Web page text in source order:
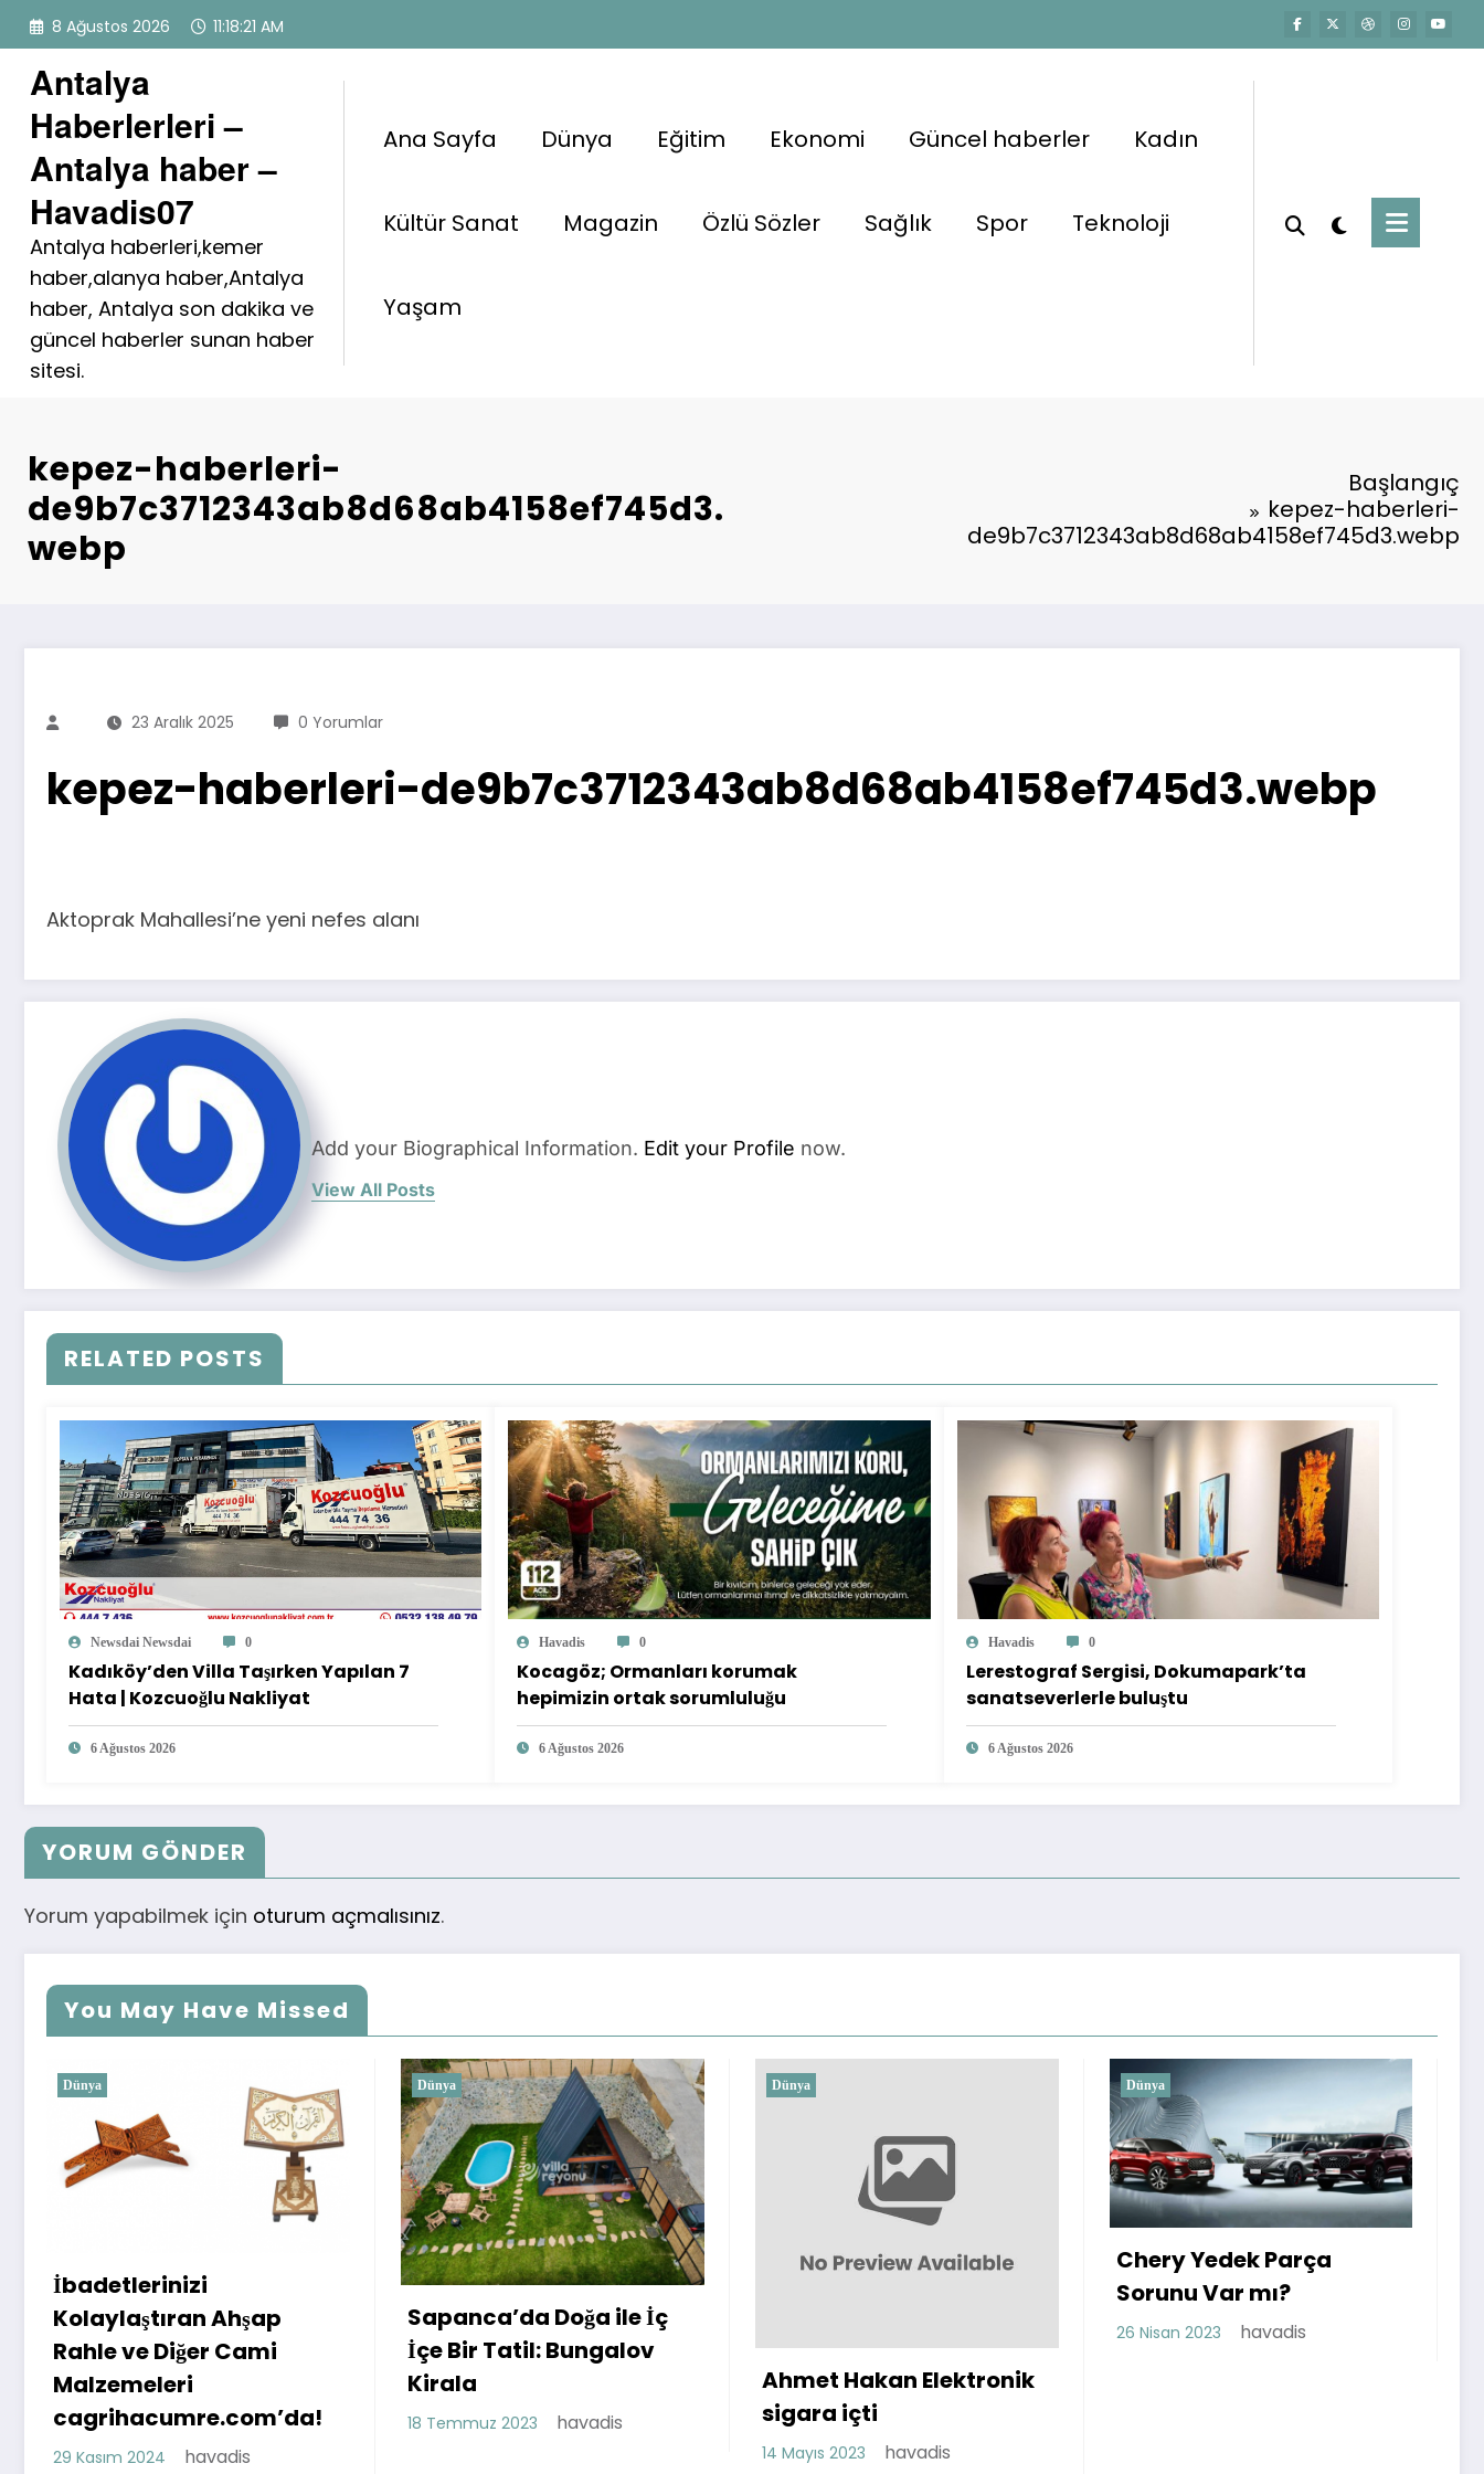
İçeriğe
atla
8 Ağustos 2026 11:18:22 AM
Antalya
Haberlerleri –
Antalya haber –
Havadis07
Antalya haberleri,kemer
haber,alanya haber,Antalya
haber, Antalya son dakika ve
güncel haberler sunan haber
sitesi.
Ana Sayfa Dünya Eğitim Ekonomi Güncel haberler Kadın
Kültür Sanat Magazin Özlü Sözler Sağlık Spor Teknoloji
Yaşam
kepez-haberleri-
de9b7c3712343ab8d68ab4158ef745d3.
webp
Başlangıç
kepez-haberleri-
de9b7c3712343ab8d68ab4158ef745d3.webp
23 Aralık 2025 0 Yorumlar
kepez-haberleri-de9b7c3712343ab8d68ab4158ef745d3.webp
Aktoprak Mahallesi’ne yeni nefes alanı
Add your Biographical Information. Edit your Profile now.
View All Posts
RELATED POSTS
Newsdai Newsdai 0
Kadıköy’den Villa Taşırken Yapılan 7
Hata | Kozcuoğlu Nakliyat
6 Ağustos 2026
Havadis 0
Kocagöz; Ormanları korumak
hepimizin ortak sorumluluğu
6 Ağustos 2026
Havadis 0
Lerestograf Sergisi, Dokumapark’ta
sanatseverlerle buluştu
6 Ağustos 2026
YORUM GÖNDER
Yorum yapabilmek için oturum açmalısınız.
You May Have Missed
Sapanca’da Doğa ile İç
İçe Bir Tatil: Bungalov
Kirala
18 Temmuz 2023 havadis
Dünya
Ahmet Hakan Elektronik
sigara içti
Chery Yedek Parça
Küçük İşletmeler İçin
Sanal Ofis
Avantajları
17 Mart 2023